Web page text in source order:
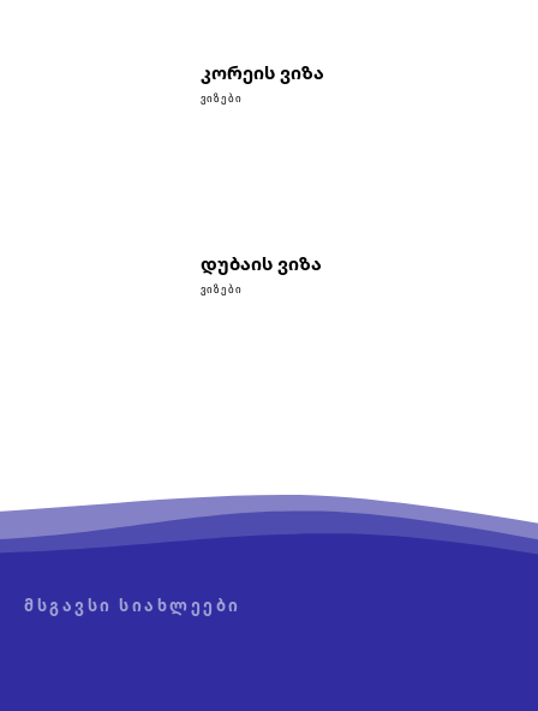
კორეის ვიზა
ᲕᲘᲖᲔᲑᲘ
დუბაის ვიზა
ᲕᲘᲖᲔᲑᲘ
ᲛᲡᲒᲐᲕᲡᲘ ᲡᲘᲐᲮᲚᲔᲔᲑᲘ